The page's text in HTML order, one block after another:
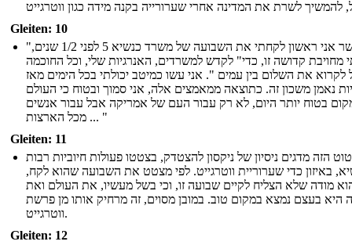
Gleiten: 10
"כאשר אני ראשון לקחתי את השבועה של משרד כנשיא 5 לפני 1/2 שנים,
מחויבת קדושה זו, כדי" לקדש למשרדים, האנרגיות שלי, וכל החוכמה
לקרוא את השלום בין עמים ". אני עשו כמיטב יכולתי בכל הימים מאז
נאמן משכון זה. כתוצאה ממאמצים אלה, אני סמוך ובטוח כי העולם
בטוח יותר היום, לא רק עבור העם של אמריקה אבל עבור אנשים
מכל הארצות ... "
Gleiten: 11
הזה מדגים ניסיון של ניקסון להצטדק, בצטטו פעולות חיוביות רבות
באיזון כדי שערוריית ווטרגייט. לפי מצטט את השבועה שהוא לקח,
מודה שלא הצליח לקיים שבועה זו, וכי בשל מעשיו, את העולם ואת
היא בעצם נמצא במקום טוב. במובן מסוים, זה מרחיק אותו מן פרשת
ווטרגייט.
Gleiten: 12